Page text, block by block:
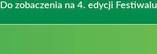
Do zobaczenia na 4. edycji